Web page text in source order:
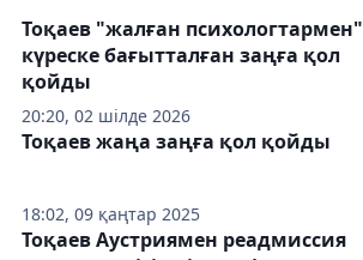
20:20, 02 шілде 2026
Тоқаев "жалған психологтармен"
күреске бағытталған заңға қол
қойды
18:02, 09 қаңтар 2025
Тоқаев жаңа заңға қол қойды
Тоқаев Аустриямен реадмиссия